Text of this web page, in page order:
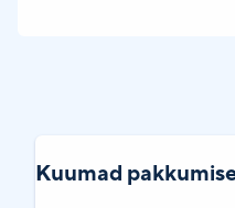
Kuumad